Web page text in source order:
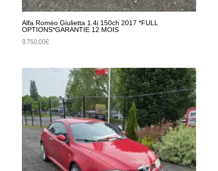
Alfa Roméo Giulietta 1.4i 150ch 2017 *FULL
OPTIONS*GARANTIE 12 MOIS
9.750,00€